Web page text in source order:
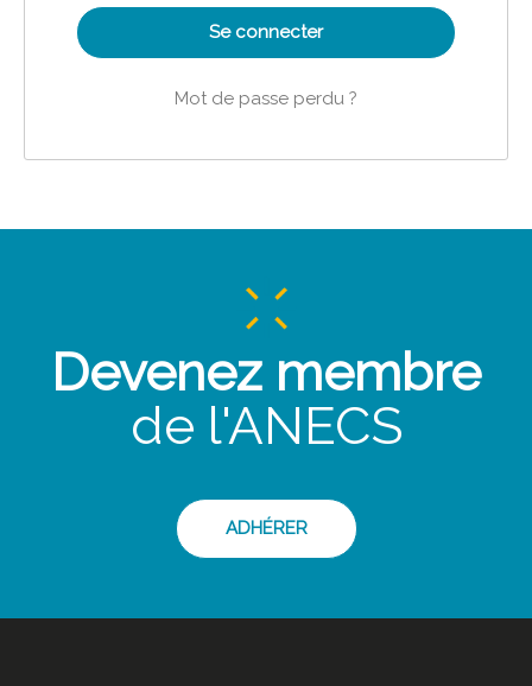
Se connecter
Mot de passe perdu ?
Devenez membre
de l'ANECS
ADHÉRER